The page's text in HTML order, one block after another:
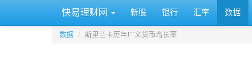
快易理财网 新股 银行 汇率 数据
数据 斯里兰卡历年广义货币增长率